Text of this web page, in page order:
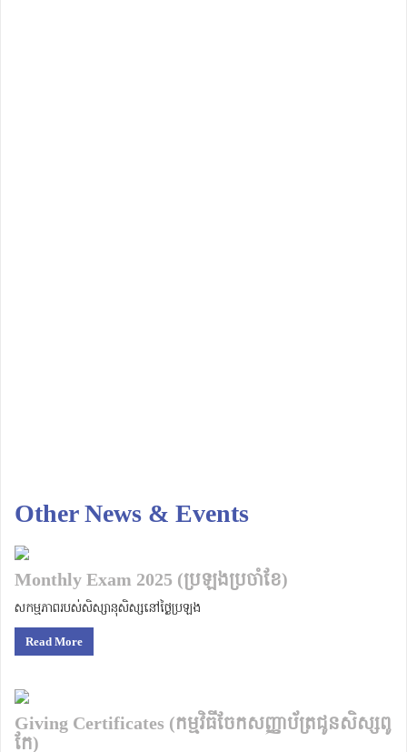
Other News & Events
Monthly Exam 2025 (ប្រឡងប្រចាំខែ)
សកម្មភាពរបស់សិស្សានុសិស្សនៅថ្ងៃប្រឡង
Read More
Giving Certificates (កម្មវិធីចែកសញ្ញាប័ត្រជូនសិស្សពូ
កែ)